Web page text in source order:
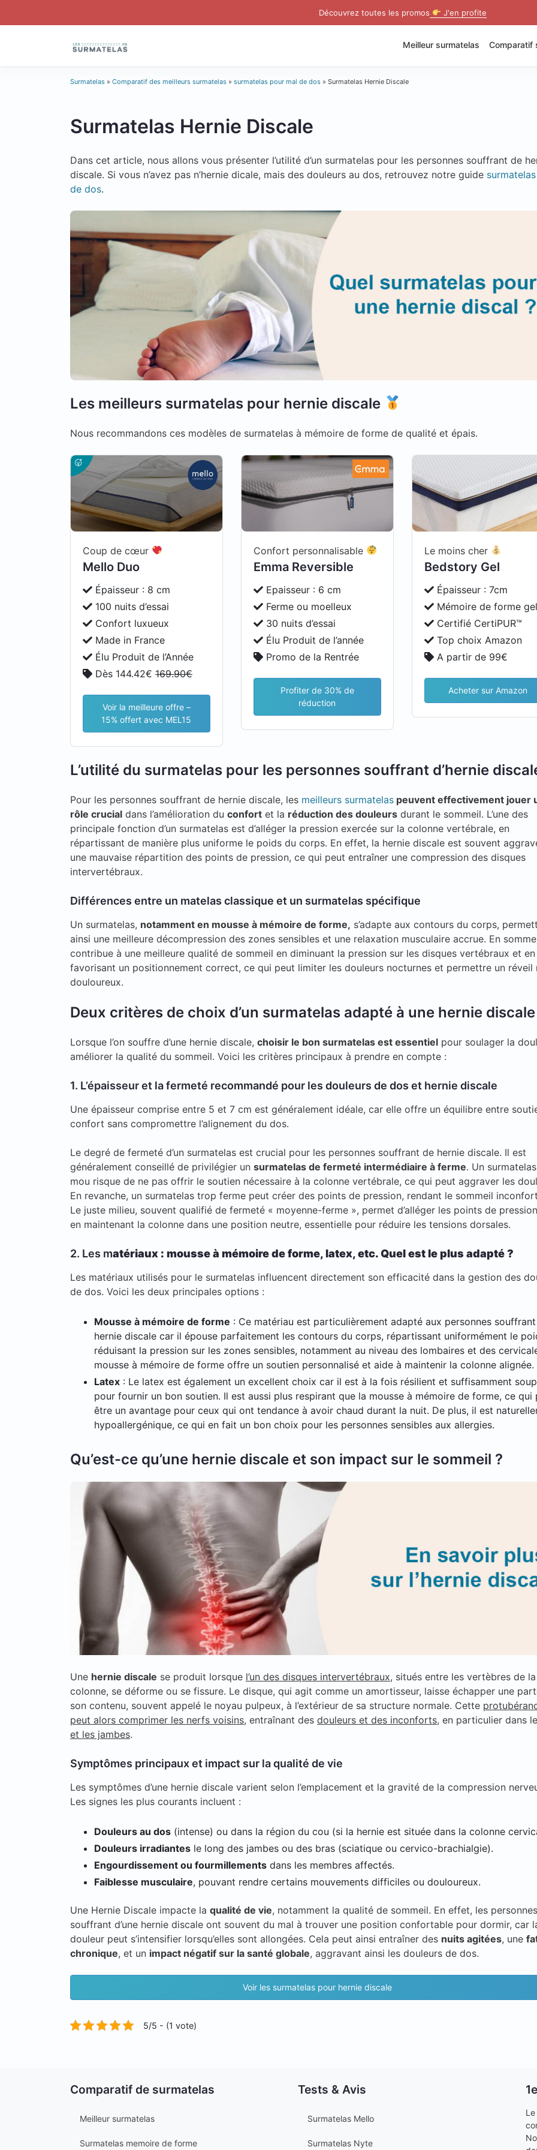
Découvrez toutes les promos J'en profite
Meilleur surmatelas Comparatif
Surmatelas » Comparatif des meilleurs surmatelas » surmatelas pour mal de dos » Surmatelas Hernie Discale
Surmatelas Hernie Discale
Dans cet article, nous allons vous présenter l’utilité d’un surmatelas pour les personnes souffrant de
discale. Si vous n’avez pas n’hernie dicale, mais des douleurs au dos, retrouvez notre guide
de dos.
Les meilleurs surmatelas pour hernie discale
Nous recommandons ces modèles de surmatelas à mémoire de forme de qualité et épais.
Coup de cœur
Mello Duo
Épaisseur : 8 cm
100 nuits d’essai
Confort luxueux
Made in France
Élu Produit de l’Année
Dès 144.42€ 169.90€
Voir la meilleure offre –
15% offert avec MEL15
Confort personnalisable
Emma Reversible
Epaisseur : 6 cm
Ferme ou moelleux
30 nuits d’essai
Élu Produit de l’année
Promo de la Rentrée
Profiter de 30% de
réduction
Le moins cher
Bedstory Gel
Épaisseur : 7cm
Mémoire de forme gel
Certifié CertiPUR™
Top choix Amazon
A partir de 99€
Acheter sur Amazon
L’utilité du surmatelas pour les personnes souffrant d’hernie
Pour les personnes souffrant de hernie discale, les meilleurs surmatelas peuvent effectivement jouer
rôle crucial dans l’amélioration du confort et la réduction des douleurs durant le sommeil. L’une des
principale fonction d’un surmatelas est d’alléger la pression exercée sur la colonne vertébrale, en
répartissant de manière plus uniforme le poids du corps. En effet, la hernie discale est souvent
une mauvaise répartition des points de pression, ce qui peut entraîner une compression des disques
intervertébraux.
Différences entre un matelas classique et un surmatelas spécifique
Un surmatelas, notamment en mousse à mémoire de forme, s’adapte aux contours du corps,
ainsi une meilleure décompression des zones sensibles et une relaxation musculaire accrue. En
contribue à une meilleure qualité de sommeil en diminuant la pression sur les disques vertébraux et en
favorisant un positionnement correct, ce qui peut limiter les douleurs nocturnes et permettre un réveil
douloureux.
Deux critères de choix d’un surmatelas adapté à une hernie discale
Lorsque l’on souffre d’une hernie discale, choisir le bon surmatelas est essentiel pour soulager la
améliorer la qualité du sommeil. Voici les critères principaux à prendre en compte :
1. L’épaisseur et la fermeté recommandé pour les douleurs de dos et hernie discale
Une épaisseur comprise entre 5 et 7 cm est généralement idéale, car elle offre un équilibre entre
confort sans compromettre l’alignement du dos.
Le degré de fermeté d’un surmatelas est crucial pour les personnes souffrant de hernie discale. Il est
généralement conseillé de privilégier un surmatelas de fermeté intermédiaire à ferme. Un
mou risque de ne pas offrir le soutien nécessaire à la colonne vertébrale, ce qui peut aggraver les
En revanche, un surmatelas trop ferme peut créer des points de pression, rendant le sommeil
Le juste milieu, souvent qualifié de fermeté « moyenne-ferme », permet d’alléger les points de
en maintenant la colonne dans une position neutre, essentielle pour réduire les tensions dorsales.
2. Les matériaux : mousse à mémoire de forme, latex, etc. Quel est le plus adapté ?
Les matériaux utilisés pour le surmatelas influencent directement son efficacité dans la gestion des
de dos. Voici les deux principales options :
Mousse à mémoire de forme : Ce matériau est particulièrement adapté aux personnes
hernie discale car il épouse parfaitement les contours du corps, répartissant uniformément le
réduisant la pression sur les zones sensibles, notamment au niveau des lombaires et des
mousse à mémoire de forme offre un soutien personnalisé et aide à maintenir la colonne alignée.
Latex : Le latex est également un excellent choix car il est à la fois résilient et suffisamment
pour fournir un bon soutien. Il est aussi plus respirant que la mousse à mémoire de forme, ce qui
être un avantage pour ceux qui ont tendance à avoir chaud durant la nuit. De plus, il est
hypoallergénique, ce qui en fait un bon choix pour les personnes sensibles aux allergies.
Qu’est-ce qu’une hernie discale et son impact sur le sommeil ?
Une hernie discale se produit lorsque l’un des disques intervertébraux, situés entre les vertèbres de la
colonne, se déforme ou se fissure. Le disque, qui agit comme un amortisseur, laisse échapper une
son contenu, souvent appelé le noyau pulpeux, à l’extérieur de sa structure normale. Cette
peut alors comprimer les nerfs voisins, entraînant des douleurs et des inconforts, en particulier dans le
et les jambes.
Symptômes principaux et impact sur la qualité de vie
Les symptômes d’une hernie discale varient selon l’emplacement et la gravité de la compression
Les signes les plus courants incluent :
Douleurs au dos (intense) ou dans la région du cou (si la hernie est située dans la colonne
Douleurs irradiantes le long des jambes ou des bras (sciatique ou cervico-brachialgie).
Engourdissement ou fourmillements dans les membres affectés.
Faiblesse musculaire, pouvant rendre certains mouvements difficiles ou douloureux.
Une Hernie Discale impacte la qualité de vie, notamment la qualité de sommeil. En effet, les personnes
souffrant d’une hernie discale ont souvent du mal à trouver une position confortable pour dormir, car
douleur peut s’intensifier lorsqu’elles sont allongées. Cela peut ainsi entraîner des nuits agitées, une
chronique, et un impact négatif sur la santé globale, aggravant ainsi les douleurs de dos.
Voir les surmatelas pour hernie discale
5/5 - (1 vote)
Comparatif de surmatelas
Meilleur surmatelas
Surmatelas memoire de forme
Tests & Avis
Surmatelas Mello
Surmatelas Nyte